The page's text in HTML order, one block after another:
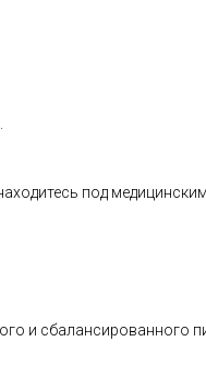
под медицинским
и сбалансированного